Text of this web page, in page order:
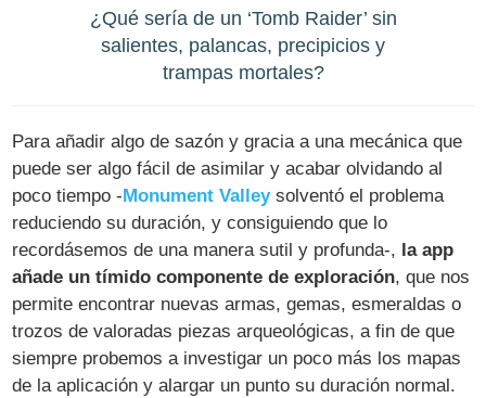
¿Qué sería de un ‘Tomb Raider’ sin
salientes, palancas, precipicios y
trampas mortales?
Para añadir algo de sazón y gracia a una mecánica que
puede ser algo fácil de asimilar y acabar olvidando al
poco tiempo - Monument Valleysolventó el problema
reduciendo su duración, y consiguiendo que lo
recordásemos de una manera sutil y profunda-, la app
añade un tímido componente de exploración, que nos
permite encontrar nuevas armas, gemas, esmeraldas o
trozos de valoradas piezas arqueológicas, a fin de que
siempre probemos a investigar un poco más los mapas
de la aplicación y alargar un punto su duración normal.